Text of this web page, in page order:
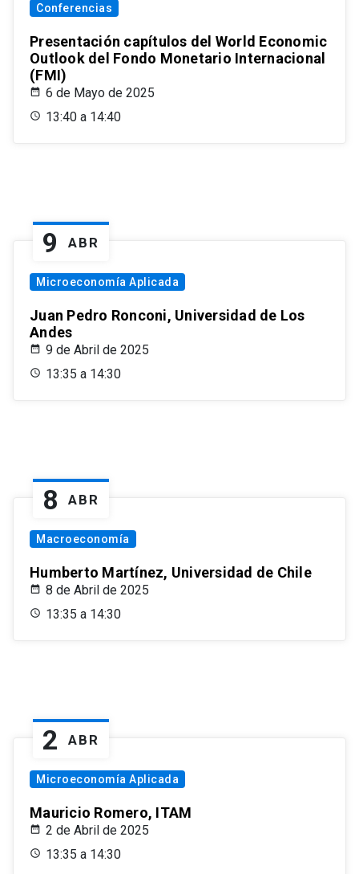
Conferencias
Presentación capítulos del World Economic
Outlook del Fondo Monetario Internacional
(FMI)
6 de Mayo de 2025
13:40 a 14:40
9 ABR
Microeconomía Aplicada
Juan Pedro Ronconi, Universidad de Los
Andes
9 de Abril de 2025
13:35 a 14:30
8 ABR
Macroeconomía
Humberto Martínez, Universidad de Chile
8 de Abril de 2025
13:35 a 14:30
2 ABR
Microeconomía Aplicada
Mauricio Romero, ITAM
2 de Abril de 2025
13:35 a 14:30